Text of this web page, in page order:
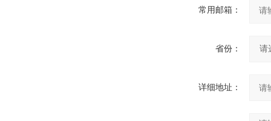
常用邮箱：
省份：
详细地址：